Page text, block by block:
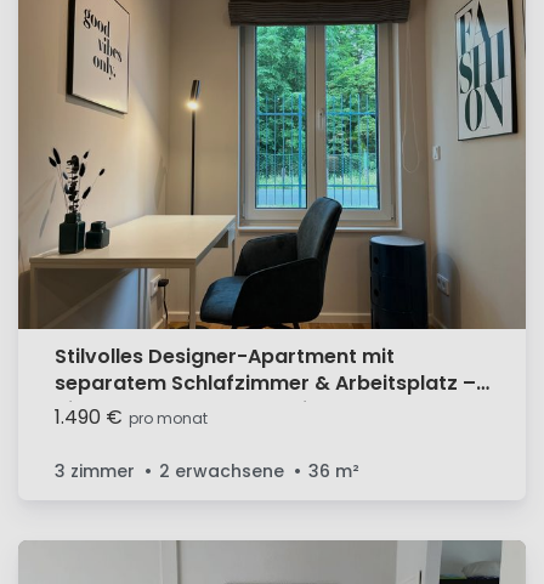
Stilvolles Designer-Apartment mit
separatem Schlafzimmer & Arbeitsplatz –
direkt am Park Sanssouci
1.490 € pro monat
3 zimmer 2 erwachsene 36 m²